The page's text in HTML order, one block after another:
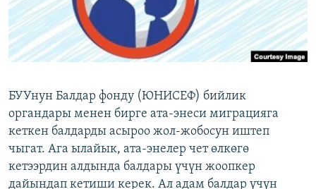
ЭЕ/АРнун бардык сайттары
БУУнун Балдар фонду (ЮНИСЕФ) бийлик
органдары менен бирге ата-энеси миграцияга
кеткен балдарды асыроо жол-жобосун иштеп
чыгат. Ага ылайык, ата-энелер чет өлкөгө
кетээрдин алдында балдары үчүн жоопкер
дайындап кетиши керек. Ал адам балдар үчүн